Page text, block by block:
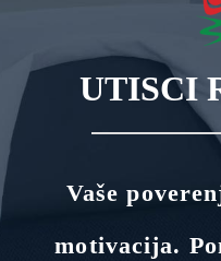
UTISCI
Vaše
motivacija.